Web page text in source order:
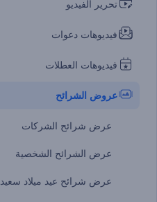
تحرير الفيديو
فيديوهات دعوات
فيديوهات العطلات
عروض الشرائح
عرض شرائح الشركات
عرض الشرائح الشخصية
عرض شرائح عيد ميلاد سعيد